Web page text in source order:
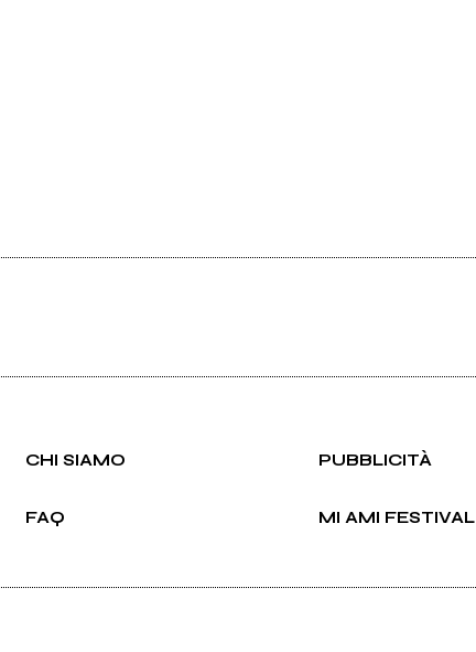
CHI SIAMO PUBBLICITÀ
FAQ MI AMI FESTIVAL